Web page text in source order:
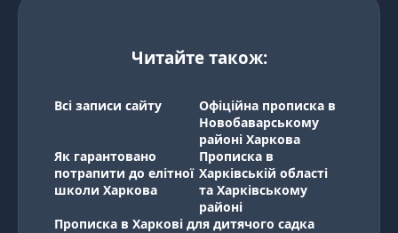
Читайте також:
Всі записи сайту
Офіційна прописка в
Новобаварському
районі Харкова
Як гарантовано
потрапити до елітної
школи Харкова
Прописка в
Харківській області
та Харківському
районі
Прописка в Харкові для дитячого садка